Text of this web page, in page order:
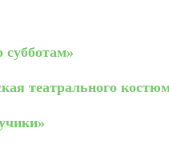
субботам»
театрального